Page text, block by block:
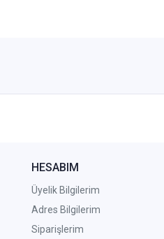
HESABIM
Üyelik Bilgilerim
Adres Bilgilerim
Siparişlerim